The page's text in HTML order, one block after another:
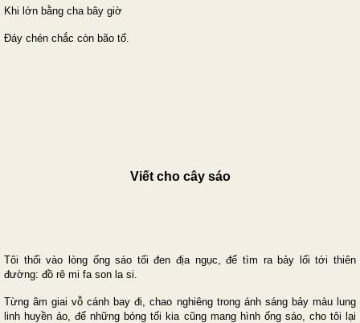
Khi lớn bằng cha bây giờ
Đáy chén chắc còn bão tố.
Viết cho cây sáo
Tôi thổi vào lòng ống sáo tối đen địa ngục, để tìm ra bảy lối tới thiên
đường: đồ rê mi fa son la si.
Từng âm giai vỗ cánh bay đi, chao nghiêng trong ánh sáng bảy màu lung
linh huyền ảo, để những bóng tối kia cũng mang hình ống sáo, cho tôi lại